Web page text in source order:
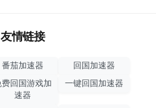
友情链接
番茄加速器
回国加速器
费回国游戏加
速器
一键回国加速器